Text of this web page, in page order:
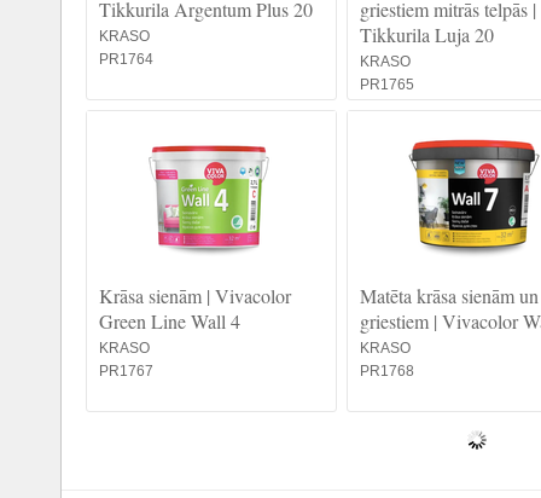
Tikkurila Argentum Plus 20
KRASO
PR1764
griestiem mitrās telpās |
Tikkurila Luja 20
KRASO
PR1765
Krāsa sienām | Vivacolor
Green Line Wall 4
KRASO
PR1767
Matēta krāsa sienām un
griestiem | Vivacolor
KRASO
PR1768